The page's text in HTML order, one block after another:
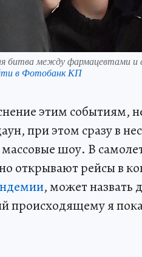
битва между фармацевтами и
в Фотобанк КП
этим событиям,
при этом сразу в
шоу. В
открывают рейсы в
, может назвать
происходящему я